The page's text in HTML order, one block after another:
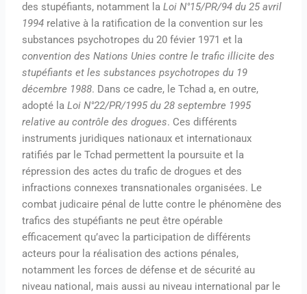
des stupéfiants, notamment laLoi N°15/PR/94 du 25 avril
1994 relative à la ratification de la convention sur les
substances psychotropes du 20 févier 1971 et la
convention des Nations Unies contre le trafic illicite des
stupéfiants et les substances psychotropes du 19
décembre 1988. Dans ce cadre, le Tchad a, en outre,
adopté laLoi N°22/PR/1995 du 28 septembre 1995
relative au contrôle des drogues. Ces différents
instruments juridiques nationaux et internationaux
ratifiés par le Tchad permettent la poursuite et la
répression des actes du trafic de drogues et des
infractions connexes transnationales organisées. Le
combat judicaire pénal de lutte contre le phénomène des
trafics des stupéfiants ne peut être opérable
efficacement qu’avec la participation de différents
acteurs pour la réalisation des actions pénales,
notamment les forces de défense et de sécurité au
niveau national, mais aussi au niveau international par le